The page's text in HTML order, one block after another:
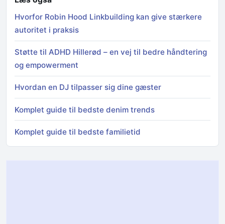
Hvorfor Robin Hood Linkbuilding kan give stærkere
autoritet i praksis
Støtte til ADHD Hillerød – en vej til bedre håndtering
og empowerment
Hvordan en DJ tilpasser sig dine gæster
Komplet guide til bedste denim trends
Komplet guide til bedste familietid